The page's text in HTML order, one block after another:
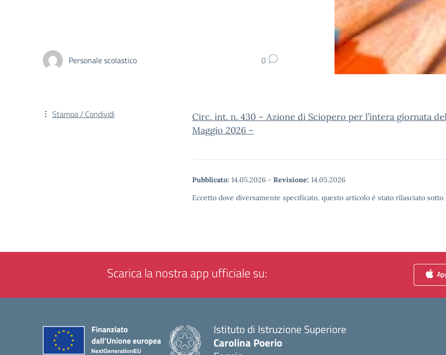
Personale scolastico 0
Circ. int. n. 430 – Azione di Sciopero per l’intera giornata
Maggio 2026 –
Pubblicato: 14.05.2026 - Revisione: 14.05.2026
Eccetto dove diversamente specificato, questo articolo è stato rilasciato
Stampa / Condividi
Scarica la nostra app ufficiale su:
Istituto di Istruzione Superiore
Carolina Poerio